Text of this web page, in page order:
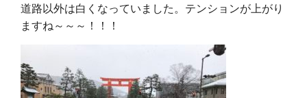
道路以外は白くなっていました。テンションが上がり
ますね～～～！！！